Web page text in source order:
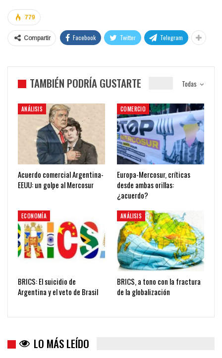
779
Compartir Facebook Twitter Telegram
Todas
TAMBIÉN PODRÍA GUSTARTE
ANÁLISIS
Acuerdo comercial Argentina-
EEUU: un golpe al Mercosur
COMERCIO
Europa-Mercosur, críticas
desde ambas orillas:
¿acuerdo?
ECONOMÍA
BRICS: El suicidio de
Argentina y el veto de Brasil
ANÁLISIS
BRICS, a tono con la fractura
de la globalización
LO MÁS LEÍDO